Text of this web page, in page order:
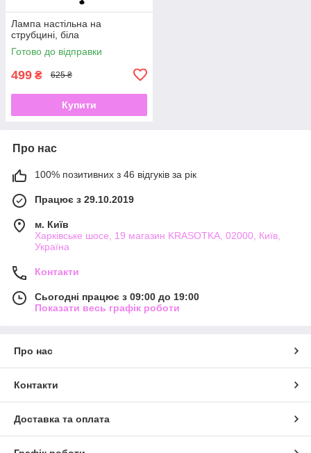
Лампа настільна на
струбцині, біла
Готово до відправки
499 ₴ 625 ₴
Купити
Про нас
100% позитивних з 46 відгуків за рік
Працює з 29.10.2019
м. Київ
Харківське шосе, 19 магазин KRASOTKA, 02000, Київ,
Україна
Контакти
Сьогодні працює з 09:00 до 19:00
Показати весь графік роботи
Про нас
Контакти
Доставка та оплата